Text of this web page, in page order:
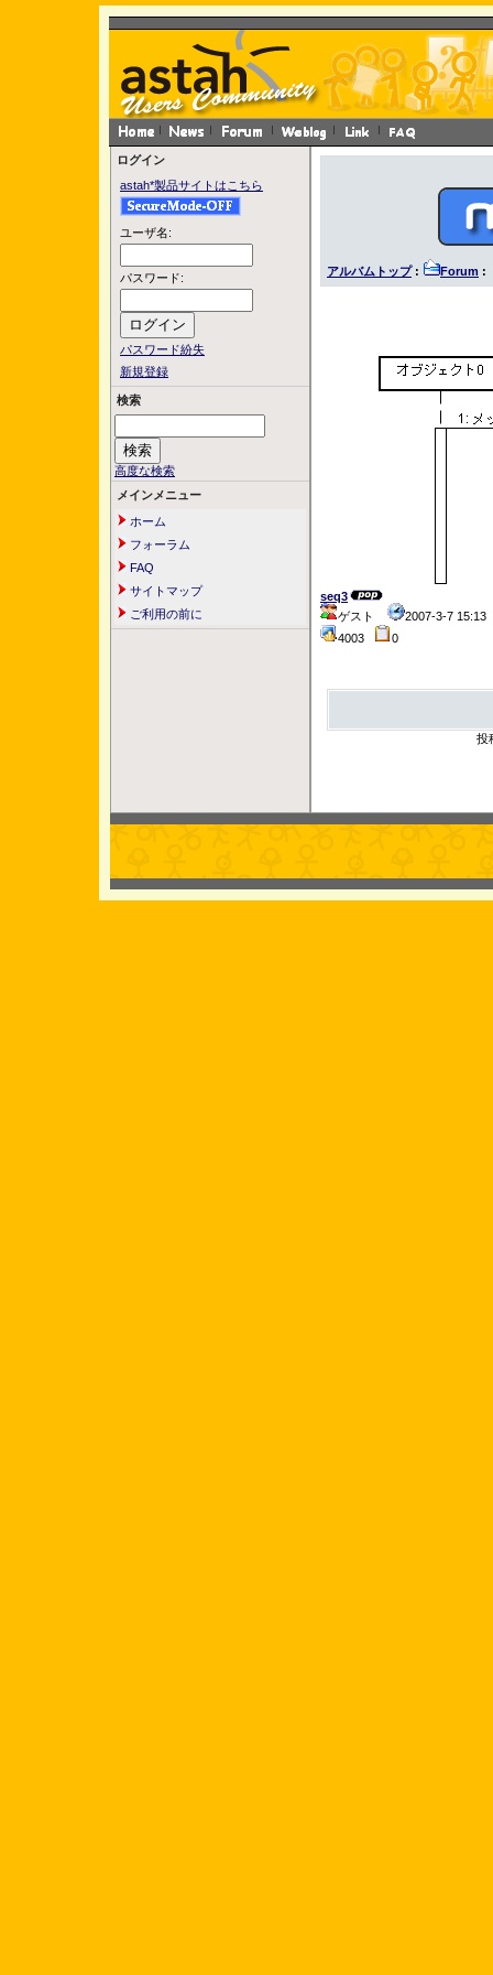
ログイン
astah*製品サイトはこちら
ユーザ名:
パスワード:
パスワード紛失
新規登録
検索
高度な検索
メインメニュー
ホーム
フォーラム
FAQ
サイトマップ
ご利用の前に
アルバムトップ: Forum :
seq3
ゲスト
2007-3-7
4003
0
投